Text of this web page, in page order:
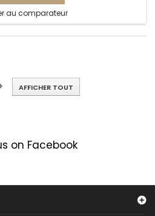
au comparateur
AFFICHER TOUT
on Facebook